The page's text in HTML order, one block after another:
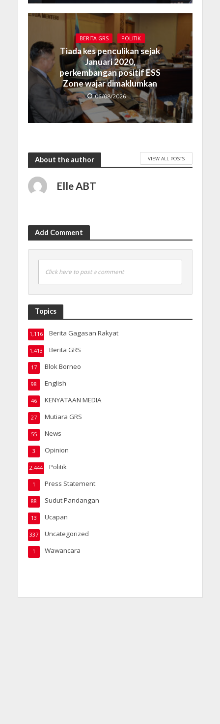
BERITA GRS POLITIK
Tiada kes penculikan sejak
Januari 2020,
perkembangan positif ESS
Zone wajar dimaklumkan
06/08/2026
About the author VIEW ALL POSTS
Elle ABT
Add Comment
Click here to post a comment
Topics
Berita Gagasan Rakyat
1,116
Berita GRS
1,413
Blok Borneo
17
English
98
KENYATAAN MEDIA
46
Mutiara GRS
27
News
55
Opinion
3
Politik
2,444
Press Statement
1
Sudut Pandangan
88
Ucapan
13
Uncategorized
337
Wawancara
1